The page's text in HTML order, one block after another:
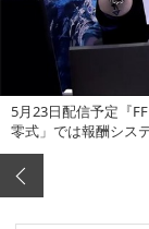
5月23日配信予定『
零式」では報酬シス